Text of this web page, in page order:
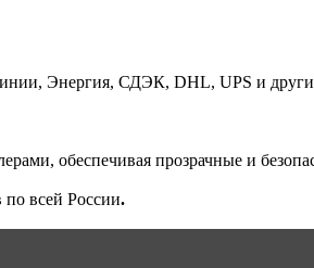
Энергия, СДЭК, DHL, UPS и
обеспечивая прозрачные и
всей России.